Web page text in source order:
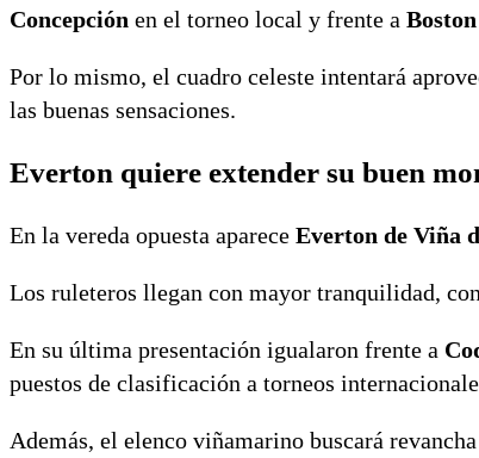
Concepción en el torneo local y frente a
Por lo mismo, el cuadro celeste intentará
las buenas sensaciones.
Everton quiere extender su buen
En la vereda opuesta aparece Everton de Viña
Los ruleteros llegan con mayor tranquilidad,
En su última presentación igualaron frente a
puestos de clasificación a torneos
Además, el elenco viñamarino buscará